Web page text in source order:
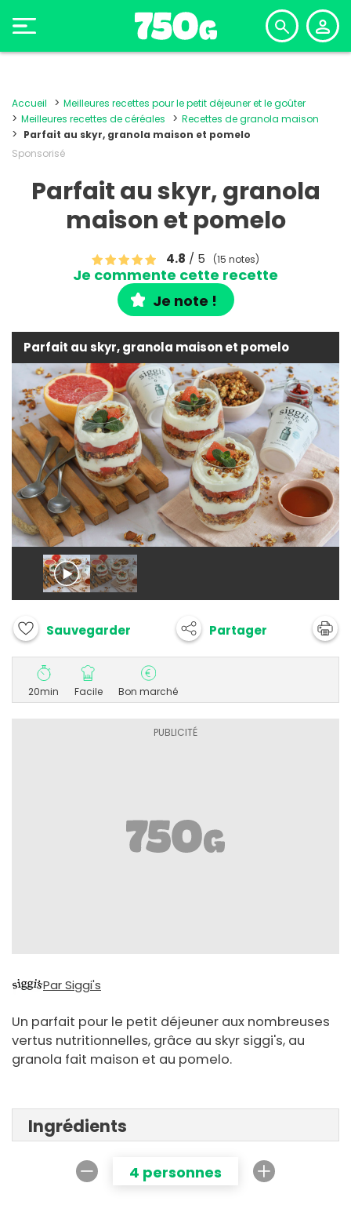
Accueil
Meilleures recettes pour le petit déjeuner et le goûter
Meilleures recettes de céréales
Recettes de granola maison
Parfait au skyr, granola maison et pomelo
Sponsorisé
Parfait au skyr, granola
maison et pomelo
4.8 / 5 (15 notes)
Je commente cette recette
Je note !
Parfait au skyr, granola maison et pomelo
Sauvegarder Partager
20min Facile Bon marché
Par Siggi's
Un parfait pour le petit déjeuner aux nombreuses
vertus nutritionnelles, grâce au skyr siggi's, au
granola fait maison et au pomelo.
Ingrédients
4 personnes